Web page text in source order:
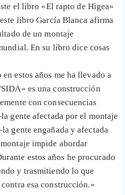
el libro «El rapto de Higea»
libro García Blanca afirma
de un montaje
En su libro dice cosas
estos años me ha llevado a
es una construcción
con consecuencias
gente afectada por el montaje
gente engañada y afectada
impide abordar
estos años he procurado
y trasmitiendo lo que
esa construcción.»